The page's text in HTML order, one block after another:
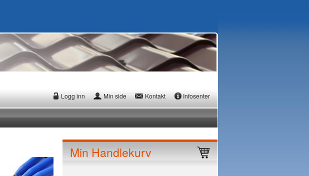
Logg inn Min side Kontakt Infosenter
Min Handlekurv